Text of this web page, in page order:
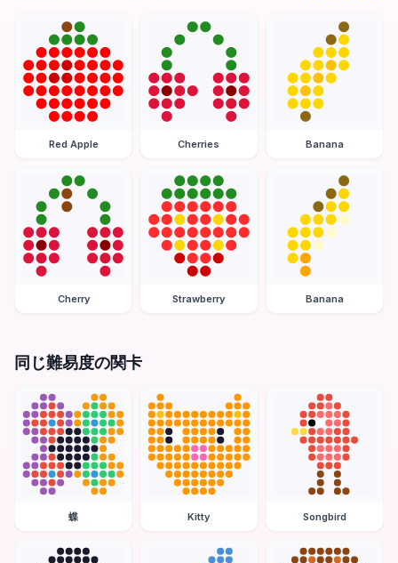
Red Apple Cherries Banana
Cherry Strawberry Banana
同じ難易度の関卡
蝶 Kitty Songbird